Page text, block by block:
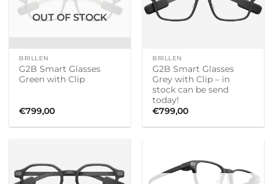
OUT OF STOCK
BRILLEN
G2B Smart Glasses
Green with Clip
€799,00
BRILLEN
G2B Smart Glasses
Grey with Clip – in
stock can be send
today!
€799,00